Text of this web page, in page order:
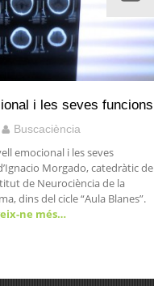
i les seves funcions
Buscaciència
emocional i les seves
Morgado, catedràtic de
de Neurociència de la
dins del cicle “Aula Blanes”.
ne més…